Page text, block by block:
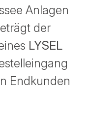
Anlagen
der
LYSEL
Endkunden